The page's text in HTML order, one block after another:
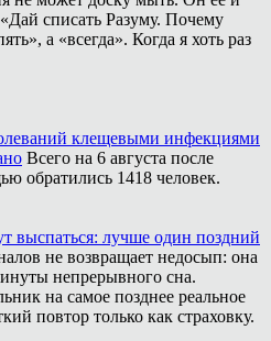
списать Разуму. Почему
а «всегда». Когда я хоть раз
клещевыми инфекциями
Всего на 6 августа после
обратились 1418 человек.
выспаться: лучше один поздний
не возвращает недосып: она
непрерывного сна.
на самое позднее реальное
повтор только как страховку.